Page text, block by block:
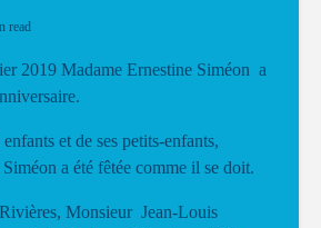
read
2019 Madame Ernestine Siméon a
et de ses petits-enfants,
a été fêtée comme il se doit.
Monsieur Jean-Louis